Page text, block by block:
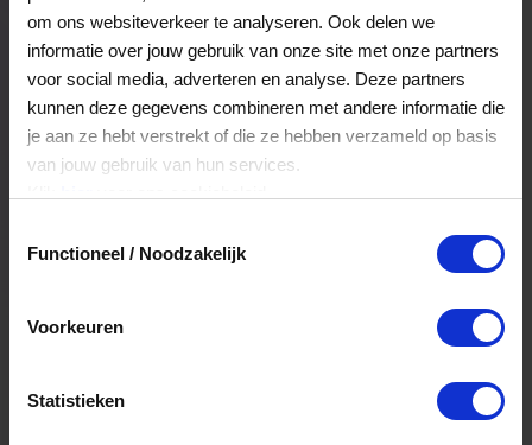
om ons websiteverkeer te analyseren. Ook delen we
informatie over jouw gebruik van onze site met onze partners
voor social media, adverteren en analyse. Deze partners
kunnen deze gegevens combineren met andere informatie die
je aan ze hebt verstrekt of die ze hebben verzameld op basis
van jouw gebruik van hun services.
Functioneel / Noodzakelijk
Voorkeuren
Statistieken
Veelgestelde Vragen
Kan ik het saldo in delen besteden?
Ja, je mag het saldo van je VVV
cadeaukaart in delen uitgeven.
Hoelang blijft mijn saldo geldig?
Het volledige saldo op de VVV cadeaukaart
is minimaal drie jaar geldig.